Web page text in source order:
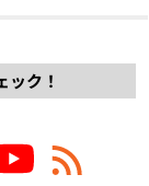
ック！